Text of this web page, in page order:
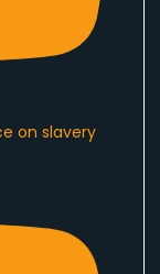
on slavery